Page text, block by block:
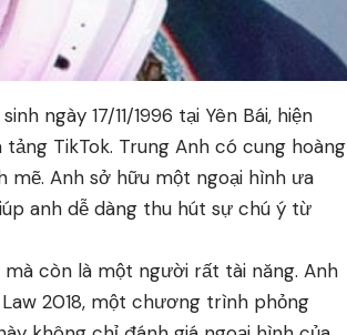
ngày 17/11/1996 tại Yên Bái, hiện
TikTok. Trung Anh có cung hoàng
mẽ. Anh sở hữu một ngoại hình ưa
anh dễ dàng thu hút sự chú ý từ
còn là một người rất tài năng. Anh
2018, một chương trình phỏng